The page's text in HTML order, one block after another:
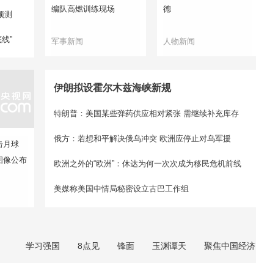
测
”
编队高燃训练现场
军事新闻
德
人物新闻
月球
像公布
伊朗拟设霍尔木兹海峡新规
特朗普：美国某些弹药供应相对紧张 需继续补充库存
俄方：若想和平解决俄乌冲突 欧洲应停止对乌军援
欧洲之外的“欧洲”：休达为何一次次成为移民危机前线
美媒称美国中情局秘密设立古巴工作组
学习强国 8点见 锋面 玉渊谭天 聚焦中国经济